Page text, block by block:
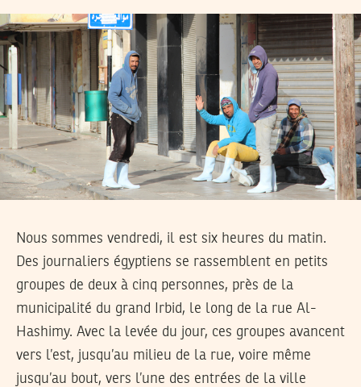
Nous sommes vendredi, il est six heures du matin.
Des journaliers égyptiens se rassemblent en petits
groupes de deux à cinq personnes, près de la
municipalité du grand Irbid, le long de la rue Al-
Hashimy. Avec la levée du jour, ces groupes avancent
vers l’est, jusqu’au milieu de la rue, voire même
jusqu’au bout, vers l’une des entrées de la ville